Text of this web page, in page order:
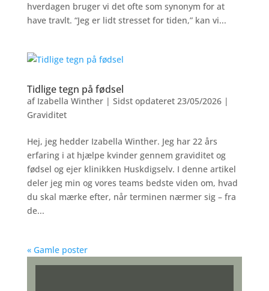
hverdagen bruger vi det ofte som synonym for at
have travlt. “Jeg er lidt stresset for tiden,” kan vi...
Tidlige tegn på fødsel
af Izabella Winther| Sidst opdateret 23/05/2026|
Graviditet
Hej, jeg hedder Izabella Winther. Jeg har 22 års
erfaring i at hjælpe kvinder gennem graviditet og
fødsel og ejer klinikken Huskdigselv. I denne artikel
deler jeg min og vores teams bedste viden om, hvad
du skal mærke efter, når terminen nærmer sig – fra
de...
« Gamle poster